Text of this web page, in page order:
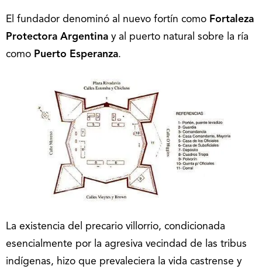
El fundador denominó al nuevo fortín como Fortaleza
Protectora Argentina y al puerto natural sobre la ría
como Puerto Esperanza.
La existencia del precario villorrio, condicionada
esencialmente por la agresiva vecindad de las tribus
indígenas, hizo que prevaleciera la vida castrense y